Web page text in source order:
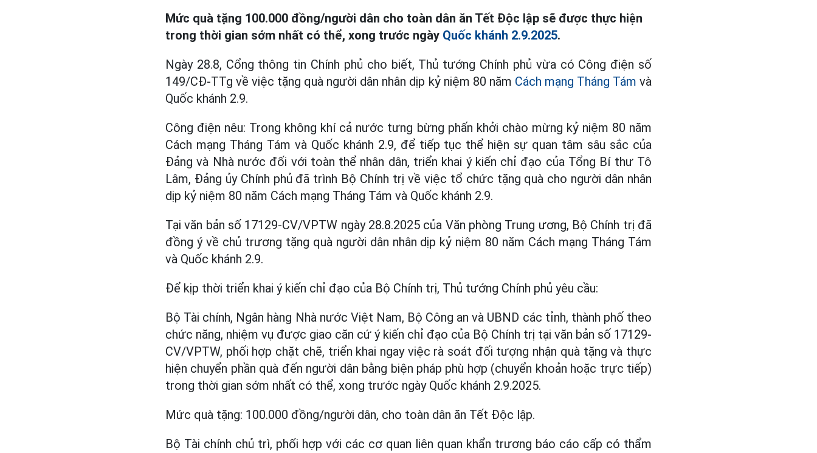
Mức quà tặng 100.000 đồng/người dân cho toàn dân ăn Tết Độc lập sẽ được thực hiện
trong thời gian sớm nhất có thể, xong trước ngày Quốc khánh 2.9.2025.
Ngày 28.8, Cổng thông tin Chính phủ cho biết, Thủ tướng Chính phủ vừa có Công điện số
149/CĐ-TTg về việc tặng quà người dân nhân dịp kỷ niệm 80 năm Cách mạng Tháng Tám và
Quốc khánh 2.9.
Công điện nêu: Trong không khí cả nước tưng bừng phấn khởi chào mừng kỷ niệm 80 năm
Cách mạng Tháng Tám và Quốc khánh 2.9, để tiếp tục thể hiện sự quan tâm sâu sắc của
Đảng và Nhà nước đối với toàn thể nhân dân, triển khai ý kiến chỉ đạo của Tổng Bí thư Tô
Lâm, Đảng ủy Chính phủ đã trình Bộ Chính trị về việc tổ chức tặng quà cho người dân nhân
dịp kỷ niệm 80 năm Cách mạng Tháng Tám và Quốc khánh 2.9.
Tại văn bản số 17129-CV/VPTW ngày 28.8.2025 của Văn phòng Trung ương, Bộ Chính trị đã
đồng ý về chủ trương tặng quà người dân nhân dịp kỷ niệm 80 năm Cách mạng Tháng Tám
và Quốc khánh 2.9.
Để kịp thời triển khai ý kiến chỉ đạo của Bộ Chính trị, Thủ tướng Chính phủ yêu cầu:
Bộ Tài chính, Ngân hàng Nhà nước Việt Nam, Bộ Công an và UBND các tỉnh, thành phố theo
chức năng, nhiệm vụ được giao căn cứ ý kiến chỉ đạo của Bộ Chính trị tại văn bản số 17129-
CV/VPTW, phối hợp chặt chẽ, triển khai ngay việc rà soát đối tượng nhận quà tặng và thực
hiện chuyển phần quà đến người dân bằng biện pháp phù hợp (chuyển khoản hoặc trực tiếp)
trong thời gian sớm nhất có thể, xong trước ngày Quốc khánh 2.9.2025.
Mức quà tặng: 100.000 đồng/người dân, cho toàn dân ăn Tết Độc lập.
Bộ Tài chính chủ trì, phối hợp với các cơ quan liên quan khẩn trương báo cáo cấp có thẩm